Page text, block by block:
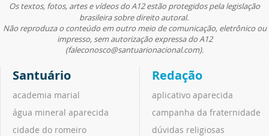
Os textos, fotos, artes e vídeos do A12 estão protegidos pela legislação
brasileira sobre direito autoral.
Não reproduza o conteúdo em outro meio de comunicação, eletrônico ou
impresso, sem autorização expressa do A12
(faleconosco@santuarionacional.com).
Santuário
academia marial
água mineral aparecida
cidade do romeiro
Redação
aplicativo aparecida
campanha da fraternidade
dúvidas religiosas